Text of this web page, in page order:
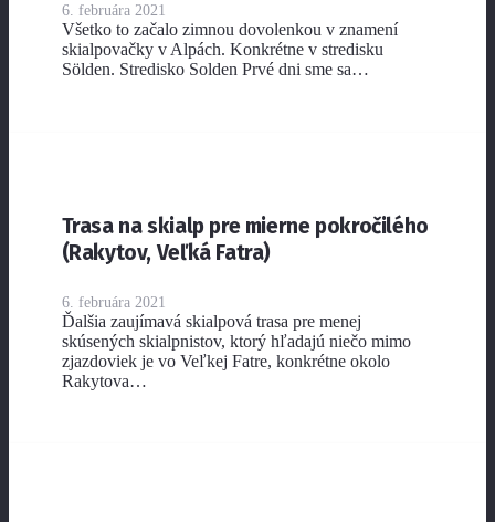
6. februára 2021
Všetko to začalo zimnou dovolenkou v znamení
skialpovačky v Alpách. Konkrétne v stredisku
Sölden. Stredisko Solden Prvé dni sme sa…
Trasa na skialp pre mierne pokročilého
(Rakytov, Veľká Fatra)
6. februára 2021
Ďalšia zaujímavá skialpová trasa pre menej
skúsených skialpnistov, ktorý hľadajú niečo mimo
zjazdoviek je vo Veľkej Fatre, konkrétne okolo
Rakytova…